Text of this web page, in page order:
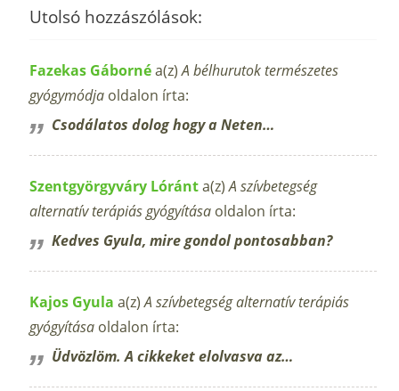
Utolsó hozzászólások:
Fazekas Gábornéa(z)A bélhurutok természetes
gyógymódja oldalon írta:
Csodálatos dolog hogy a Neten…
Szentgyörgyváry Lóránta(z)A szívbetegség
alternatív terápiás gyógyítása oldalon írta:
Kedves Gyula, mire gondol pontosabban?
Kajos Gyula a(z)A szívbetegség alternatív terápiás
gyógyítása oldalon írta:
Üdvözlöm. A cikkeket elolvasva az…